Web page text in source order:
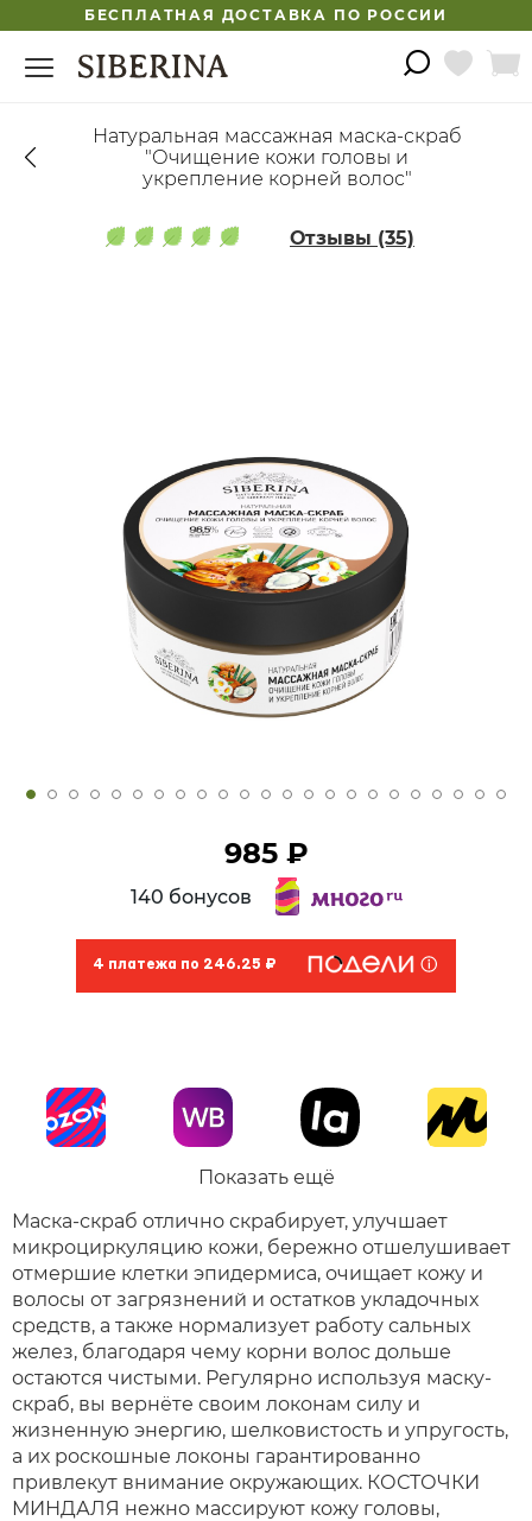
БЕСПЛАТНАЯ ДОСТАВКА ПО РОССИИ
Натуральная массажная маска-скраб
"Очищение кожи головы и
укрепление корней волос"
Отзывы (35)
985 ₽
140 бонусов
4 платежа по 246.25 ₽
Показать ещё
Маска-скраб отлично скрабирует, улучшает
микроциркуляцию кожи, бережно отшелушивает
отмершие клетки эпидермиса, очищает кожу и
волосы от загрязнений и остатков укладочных
средств, а также нормализует работу сальных
желез, благодаря чему корни волос дольше
остаются чистыми. Регулярно используя маску-
скраб, вы вернёте своим локонам силу и
жизненную энергию, шелковистость и упругость,
а их роскошные локоны гарантированно
привлекут внимание окружающих. КОСТОЧКИ
МИНДАЛЯ нежно массируют кожу головы,